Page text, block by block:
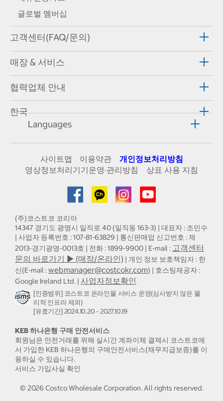
글로벌 멤버십
고객센터(FAQ/문의)
매장 & 서비스
협력업체 안내
한국
Languages
사이트맵 이용약관
개인정보처리방침
영상정보처리기기운영·관리방침
상표 사용 지침
(주)코스트코 코리아
14347 경기도 광명시 일직로 40 (일직동 163-3) | 대표자 : 조민수
| 사업자 등록번호 : 107-81-63829 | 통신판매업 신고번호 : 제
2013-경기광명-0013호 | 전화 : 1899-9900 | E-mail : 고객센터
문의 바로가기 ▶ (매장/온라인) | 개인 정보 보호책임자 : 한
신(E-mail :webmanager@costcokr.com) | 호스팅제공자 :
Google Ireland Ltd. | 사업자정보확인
[인증범위] 코스트코 온라인몰 서비스 운영(심사받지 않은 물
리적 인프라 제외)
[유효기간] 2024.10.20 - 2027.10.19
KEB 하나은행 구매 안전서비스
회원님은 안전거래를 위해 실시간 계좌이체 결제시 코스트코에
서 가입한 KEB 하나은행의 구매안전서비스(채무지급보증)를 이
용하실 수 있습니다.
서비스 가입사실 확인
© 2026 Costco Wholesale Corporation.All rights reserved.